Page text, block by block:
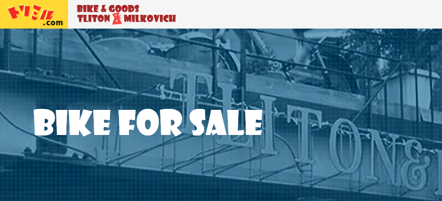
トリトン＆ミルコビッチ